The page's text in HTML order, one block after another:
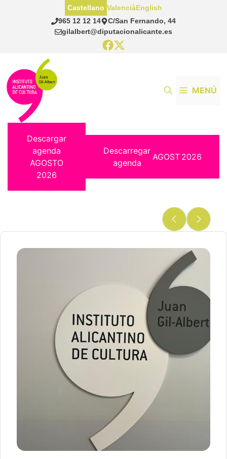
965 12 12 14
C/San Fernando, 44
gilalbert@diputacionalicante.es
Castellano ValenciàEnglish
MENÚ
Descargar
agenda
AGOSTO
2026
Descarregar
agenda
AGOST 2026